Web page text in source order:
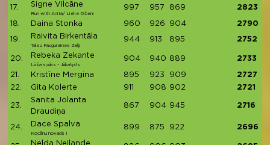
17. Signe Vilcāne
Run with Anita/ Lielie Dibeni
997 957 869 2823
18. Daina Stonka 960 926 904 2790
19. Raivita Birkentāla
Talsu Pauguraines Zaķi
944 913 895 2752
20. Rebeka Zekante
Lūša spēks - Jēkabpils
904 940 889 2733
21. Kristīne Mergina 895 923 909
2727
22.
Gita Kolerte 911 908 902 2721
23.
Sanita Jolanta
Draudiņa
867 904 945 2716
24. Dace Spalva
Kocēnu novads 1
899 875 922 2696
Nelda Neilande